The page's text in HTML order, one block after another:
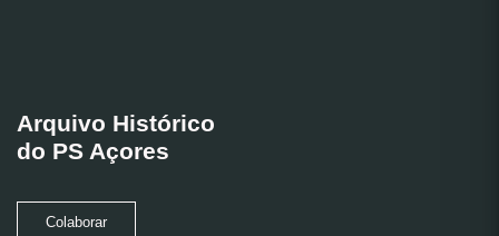
Arquivo Histórico
do PS Açores
Colaborar